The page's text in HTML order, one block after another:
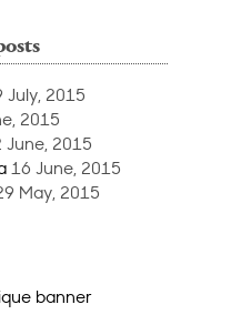
July, 2015
2015
June, 2015
16 June, 2015
May, 2015